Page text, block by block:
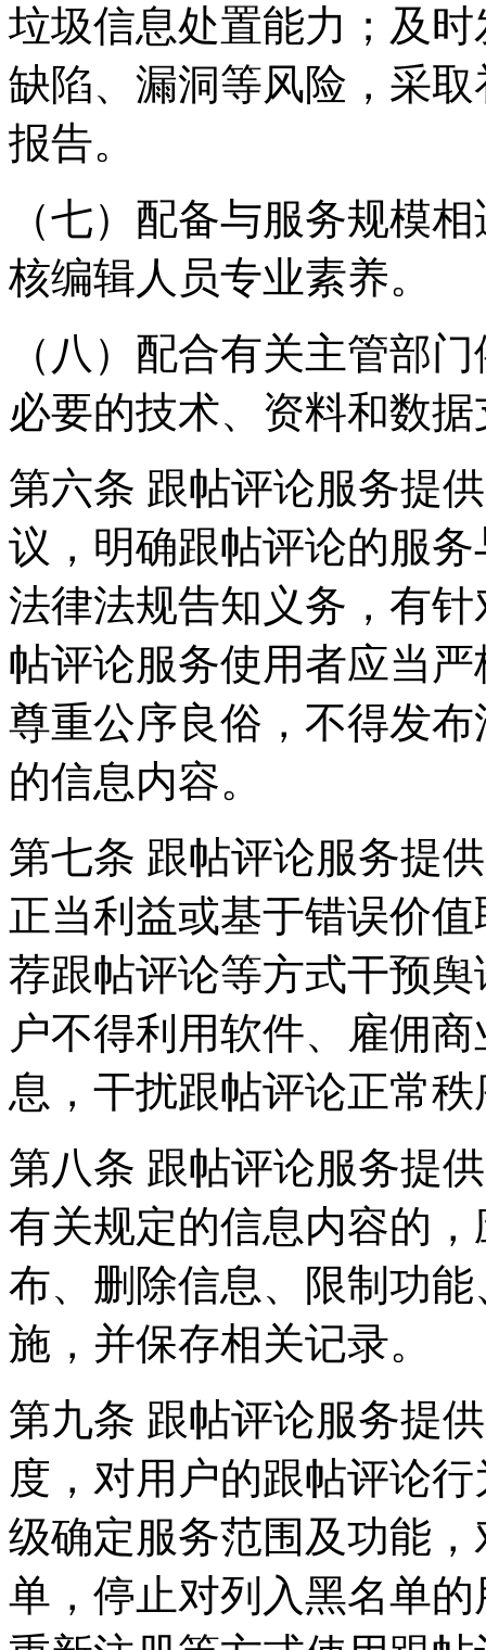
垃圾信息处置能力；及
缺陷、漏洞等风险，采
报告。
（七）配备与服务规模
核编辑人员专业素养。
（八）配合有关主管部
必要的技术、资料和数
第六条 跟帖评论服务提
议，明确跟帖评论的服
法律法规告知义务，有
帖评论服务使用者应当
尊重公序良俗，不得发
的信息内容。
第七条 跟帖评论服务提
正当利益或基于错误价
荐跟帖评论等方式干预
户不得利用软件、雇佣
息，干扰跟帖评论正常
第八条 跟帖评论服务提
有关规定的信息内容的
布、删除信息、限制功
施，并保存相关记录。
第九条 跟帖评论服务提
度，对用户的跟帖评论
级确定服务范围及功能
单，停止对列入黑名单